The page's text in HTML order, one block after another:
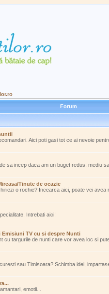
Forum
Aici poti gasi tot ce ai nevoie
sa incep daca am un buget redus, mediu
Tinute de ocazie
o rochie? Incearca aici, poate vei avea
Intrebati aici!
TV cu si despre Nunti
cu targurile de nunti care vor avea loc si
sau Timisoara? Schimba idei,
emotii...